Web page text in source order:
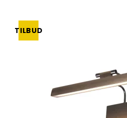
TILBUD